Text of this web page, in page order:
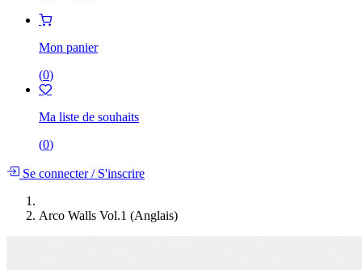
Mon panier
(0)
Ma liste de souhaits
(0)
Se connecter/S'inscrire
Arco Walls Vol.1 (Anglais)